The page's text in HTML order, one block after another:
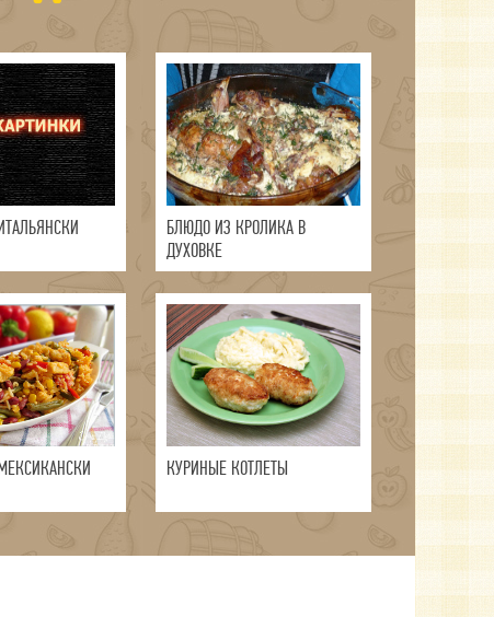
БЛЮДО ИЗ КРОЛИКА В
ДУХОВКЕ
КУРИНЫЕ КОТЛЕТЫ